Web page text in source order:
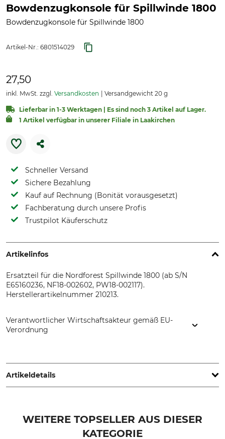
Bowdenzugkonsole für Spillwinde 1800
Bowdenzugkonsole für Spillwinde 1800
Artikel-Nr.: 6801514029
27,50
inkl. MwSt. zzgl. Versandkosten Versandgewicht 20 g
Lieferbar in 1-3 Werktagen | Es sind noch 3 Artikel auf Lager.
1 Artikel verfügbar in unserer Filiale in Laakirchen
Schneller Versand
Sichere Bezahlung
Kauf auf Rechnung (Bonität vorausgesetzt)
Fachberatung durch unsere Profis
Trustpilot Käuferschutz
Artikelinfos
Ersatzteil für die Nordforest Spillwinde 1800 (ab S/N
E65160236, NF18-002602, PW18-002117).
Herstellerartikelnummer 210213.
Verantwortlicher Wirtschaftsakteur gemäß EU-
Verordnung
Wolfenbüttel, Germany, www.eder-maschinenbau.de
Artikeldetails
WEITERE TOPSELLER AUS DIESER
KATEGORIE